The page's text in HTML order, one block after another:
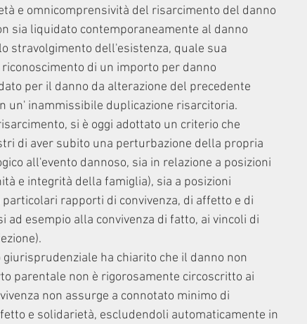
e omnicomprensività del risarcimento del danno
sia liquidato contemporaneamente al danno
stravolgimento dell'esistenza, quale sua
di un importo per danno
per il danno da alterazione del precedente
un' inammissibile duplicazione risarcitoria.
si è oggi adottato un criterio che
di aver subito una perturbazione della propria
all'evento dannoso, sia in relazione a posizioni
e integrità della famiglia), sia a posizioni
rapporti di convivenza, di affetto e di
esempio alla convivenza di fatto, ai vincoli di
ha chiarito che il danno non
parentale non è rigorosamente circoscritto ai
non assurge a connotato minimo di
e solidarietà, escludendoli automaticamente in